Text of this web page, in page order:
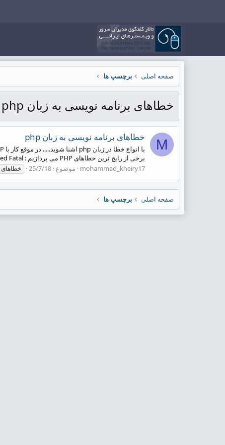
صفحه اصلی برچسپ ها
خطاهای برنامه نویسی به زبان php
M خطاهای برنامه نویسی به زبان php
برخی از رایج ترین خطاهای PHP می پردازیم : Fatal error Parse error Warning Notices Deprecated Fatal...
mohammad_kheiry17
موضوع 25/7/18 خطاهای
صفحه اصلی برچسپ ها